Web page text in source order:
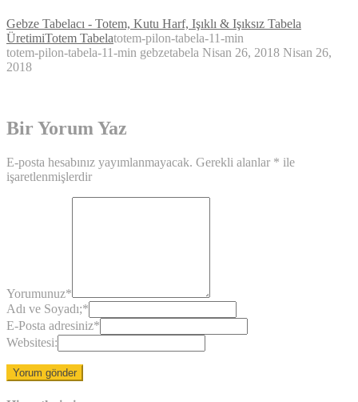
Gebze Tabelacı - Totem, Kutu Harf, Işıklı & Işıksız Tabela
ÜretimiTotem Tabelatotem-pilon-tabela-11-min
totem-pilon-tabela-11-min gebzetabela Nisan 26, 2018 Nisan 26,
2018
Bir Yorum Yaz
E-posta hesabınız yayımlanmayacak. Gerekli alanlar * ile
işaretlenmişlerdir
Yorumunuz*
Adı ve Soyadı;*
E-Posta adresiniz*
Websitesi: